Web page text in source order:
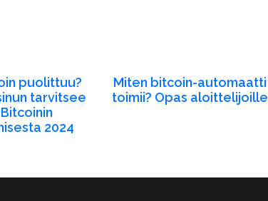
puolittuu?
tarvitsee
2024
Miten bitcoin-automaatti
toimii? Opas aloittelijoille